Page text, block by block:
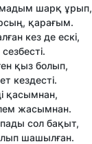
шарқ ұрып,
қарағым.
кез де ескі,
қыз болып,
кездесті.
қасымнан,
жасымнан.
сол бақыт,
шашылған.